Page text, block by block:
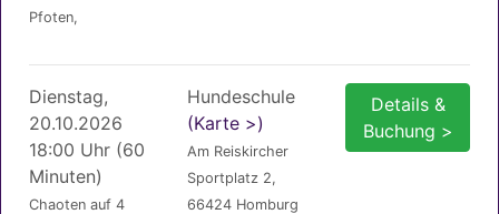
Pfoten,
Dienstag,
20.10.2026
18:00 Uhr (60
Minuten)
Chaoten auf 4
Hundeschule
(Karte >)
Am Reiskircher
Sportplatz 2,
66424 Homburg
Details &
Buchung >